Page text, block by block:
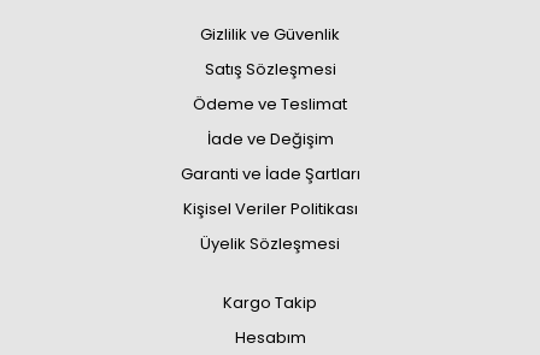
Gizlilik ve Güvenlik
Satış Sözleşmesi
Ödeme ve Teslimat
İade ve Değişim
Garanti ve İade Şartları
Kişisel Veriler Politikası
Üyelik Sözleşmesi
Kargo Takip
Hesabım